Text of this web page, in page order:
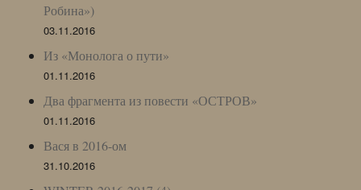
Робина»)
03.11.2016
Из «Монолога о пути»
01.11.2016
Два фрагмента из повести «ОСТРОВ»
01.11.2016
Вася в 2016-ом
31.10.2016